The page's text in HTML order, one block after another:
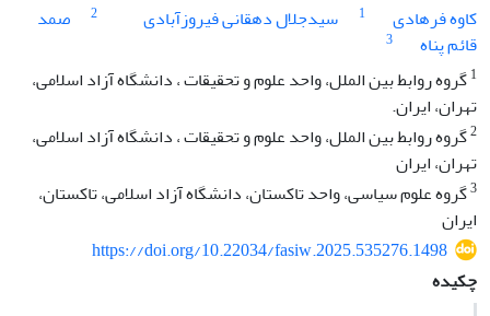
کاوه فرهادی
1 سیدجلال دهقانی فیروزآبادی 2
صمد
قائم پناه
3
1گروه روابط بین الملل، واحد علوم و تحقیقات ، دانشگاه آزاد اسلامی،
تهران، ایران.
2گروه روابط بین الملل، واحد علوم و تحقیقات ، دانشگاه آزاد اسلامی،
تهران، ایران
3گروه علوم سیاسی، واحد تاکستان، دانشگاه آزاد اسلامی، تاکستان،
ایران
https://doi.org/10.22034/fasiw.2025.535276.1498
چکیده